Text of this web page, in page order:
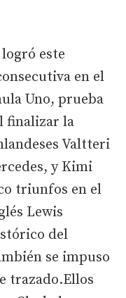
este
en el
Uno, prueba
finalizar la
Valtteri
y Kimi
triunfos en el
Lewis
del
se impuso
trazado.Ellos